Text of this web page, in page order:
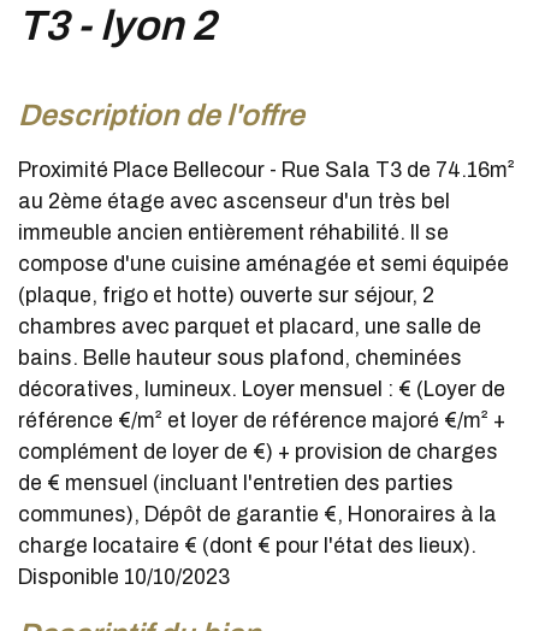
t3 - lyon 2
description de l'offre
Proximité Place Bellecour - Rue Sala T3 de 74.16m²
au 2ème étage avec ascenseur d'un très bel
immeuble ancien entièrement réhabilité. Il se
compose d'une cuisine aménagée et semi équipée
(plaque, frigo et hotte) ouverte sur séjour, 2
chambres avec parquet et placard, une salle de
bains. Belle hauteur sous plafond, cheminées
décoratives, lumineux. Loyer mensuel : € (Loyer de
référence €/m² et loyer de référence majoré €/m² +
complément de loyer de €) + provision de charges
de € mensuel (incluant l'entretien des parties
communes), Dépôt de garantie €, Honoraires à la
charge locataire € (dont € pour l'état des lieux).
Disponible 10/10/2023